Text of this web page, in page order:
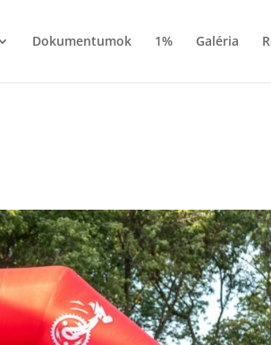
Dokumentumok 1% Galéria